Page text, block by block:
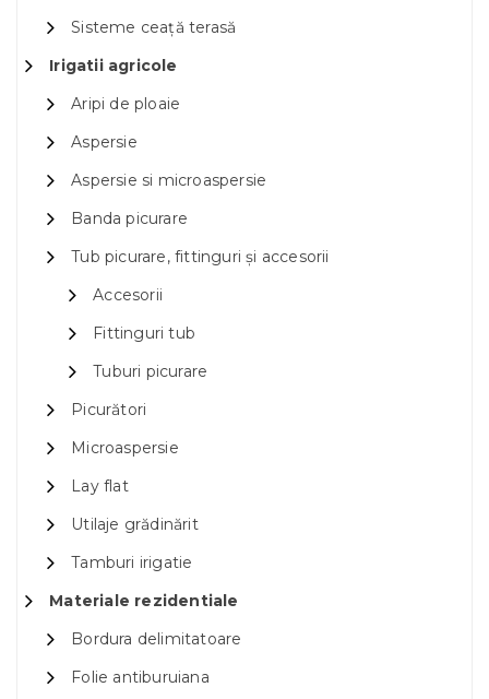
Sisteme ceață terasă
Irigatii agricole
Aripi de ploaie
Aspersie
Aspersie si microaspersie
Banda picurare
Tub picurare, fittinguri și accesorii
Accesorii
Fittinguri tub
Tuburi picurare
Picurători
Microaspersie
Lay flat
Utilaje grădinărit
Tamburi irigatie
Materiale rezidentiale
Bordura delimitatoare
Folie antiburuiana